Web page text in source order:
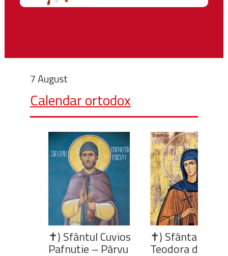
7 August
Calendar ortodox
✝) Sfântul Cuvios
Pafnutie – Pârvu
✝) Sfânta
Teodora de la